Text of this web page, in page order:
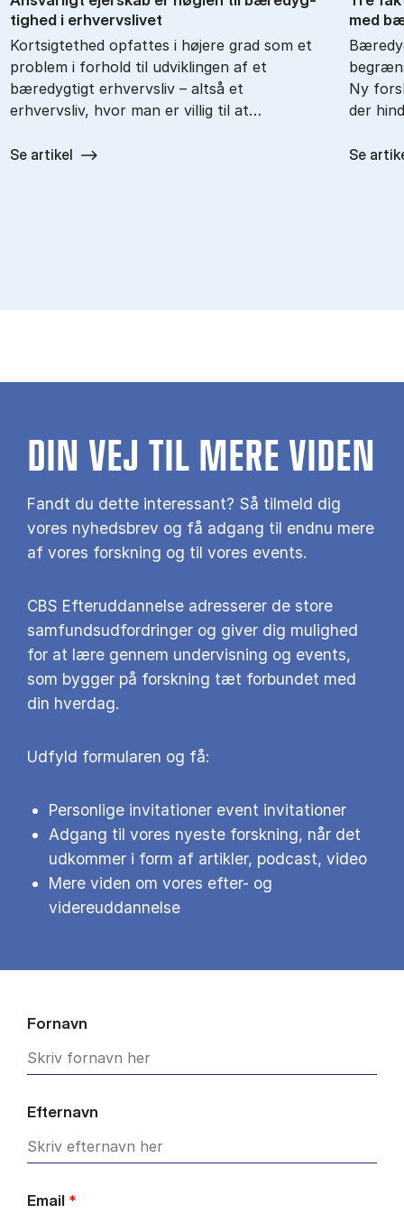
tig­hed i er­hvervs­li­vet
Kortsigtethed opfattes i højere grad som et
problem i forhold til udviklingen af et
bæredygtigt erhvervsliv – altså et
erhvervsliv, hvor man er villig til at…
Se artikel
med
Ny
der
Se
DIN VEJ TIL MERE VIDEN
Fandt du dette interessant? Så tilmeld dig
vores nyhedsbrev og få adgang til endnu mere
af vores forskning og til vores events.
CBS Efteruddannelse adresserer de store
samfundsudfordringer og giver dig mulighed
for at lære gennem undervisning og events,
som bygger på forskning tæt forbundet med
din hverdag.
Udfyld formularen og få:
Personlige invitationer event invitationer
Adgang til vores nyeste forskning, når det
udkommer i form af artikler, podcast, video
Mere viden om vores efter- og
videreuddannelse
Fornavn
Efternavn
Email *